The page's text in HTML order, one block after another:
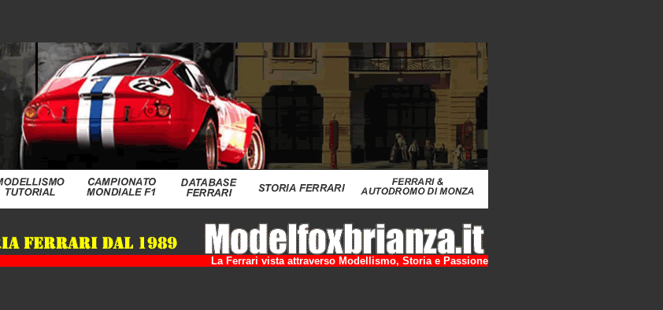
La Ferrari vista attraverso Modellismo, Storia e Passione